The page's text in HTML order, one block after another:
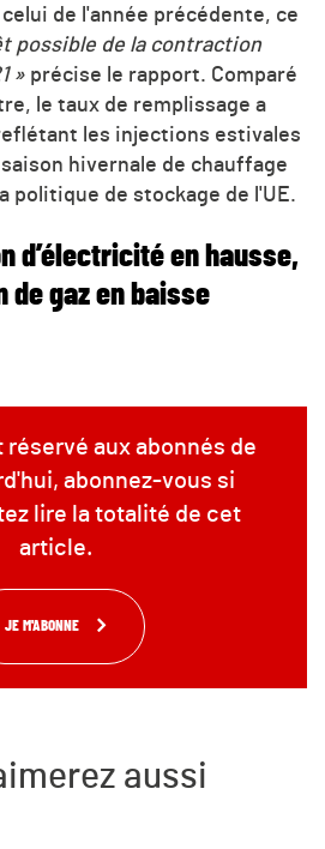
de l'année précédente, ce
possible de la contraction
» précise le rapport. Comparé
le taux de remplissage a
les injections estivales
hivernale de chauffage
politique de stockage de l'UE.
d’électricité en hausse,
de gaz en baisse
aux abonnés de
abonnez-vous si
lire la totalité de cet
article.
JE M'ABONNE
aussi